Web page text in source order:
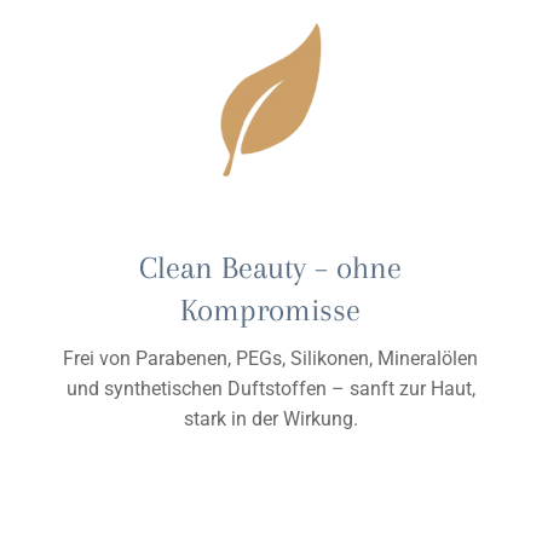
Clean Beauty – ohne
Kompromisse
Frei von Parabenen, PEGs, Silikonen, Mineralölen
und synthetischen Duftstoffen – sanft zur Haut,
stark in der Wirkung.